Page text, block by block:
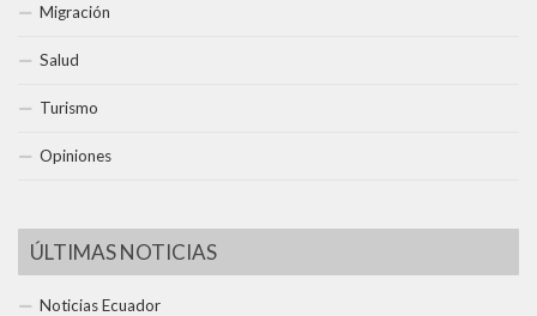
Migración
Salud
Turismo
Opiniones
ÚLTIMAS NOTICIAS
Noticias Ecuador